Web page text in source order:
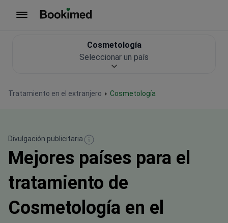
Tratamiento en el extranjero Cosmetología
Cosmetología
Seleccionar un país
Divulgación publicitaria
Mejores países para el
tratamiento de
Cosmetología en el